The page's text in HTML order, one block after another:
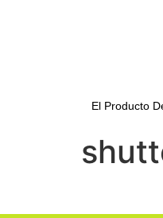
El Producto